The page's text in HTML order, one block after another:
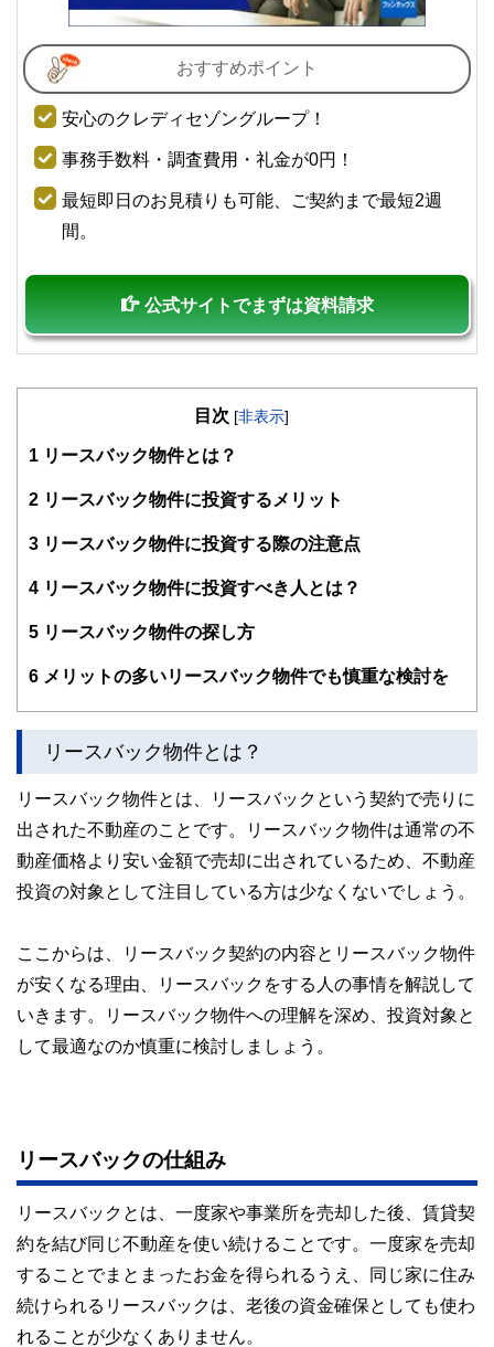
おすすめポイント
安心のクレディセゾングループ！
事務手数料・調査費用・礼金が0円！
最短即日のお見積りも可能、ご契約まで最短2週
間。
公式サイトでまずは資料請求
目次 [非表示]
1 リースバック物件とは？
2 リースバック物件に投資するメリット
3 リースバック物件に投資する際の注意点
4 リースバック物件に投資すべき人とは？
5 リースバック物件の探し方
6 メリットの多いリースバック物件でも慎重な検討を
リースバック物件とは？
リースバック物件とは、リースバックという契約で売りに
出された不動産のことです。リースバック物件は通常の不
動産価格より安い金額で売却に出されているため、不動産
投資の対象として注目している方は少なくないでしょう。
ここからは、リースバック契約の内容とリースバック物件
が安くなる理由、リースバックをする人の事情を解説して
いきます。リースバック物件への理解を深め、投資対象と
して最適なのか慎重に検討しましょう。
リースバックの仕組み
リースバックとは、一度家や事業所を売却した後、賃貸契
約を結び同じ不動産を使い続けることです。一度家を売却
することでまとまったお金を得られるうえ、同じ家に住み
続けられるリースバックは、老後の資金確保としても使わ
れることが少なくありません。